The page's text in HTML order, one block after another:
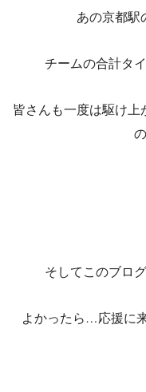
あの京都駅
チームの合計タ
皆さんも一度は駆け
そしてこのブロ
よかったら…応援に